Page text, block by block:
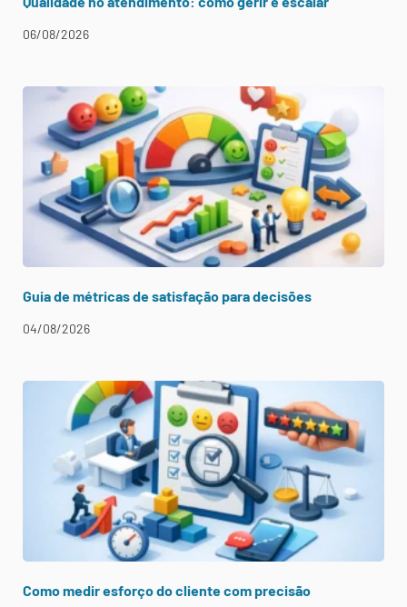
06/08/2026
Guia de métricas de satisfação para decisões
04/08/2026
Como medir esforço do cliente com precisão